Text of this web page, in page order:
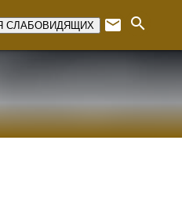
СЛАБОВИДЯЩИХ email search